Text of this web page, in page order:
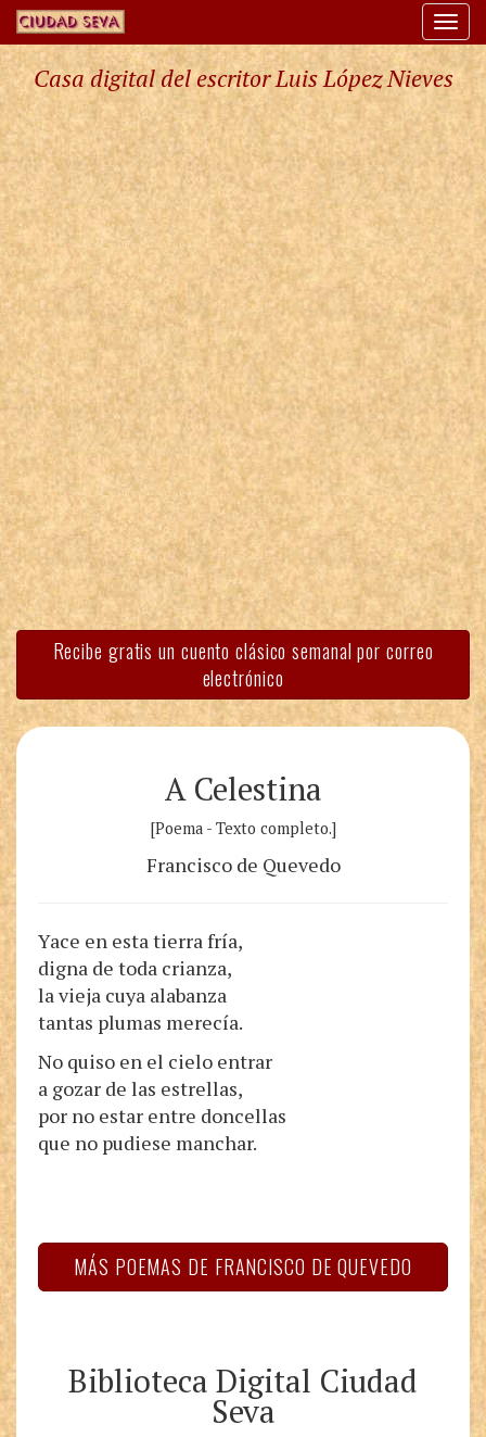
Casa digital del escritor Luis López Nieves
Recibe gratis un cuento clásico semanal por correo
electrónico
A Celestina
[Poema - Texto completo.]
Francisco de Quevedo
Yace en esta tierra fría,
digna de toda crianza,
la vieja cuya alabanza
tantas plumas merecía.
No quiso en el cielo entrar
a gozar de las estrellas,
por no estar entre doncellas
que no pudiese manchar.
MÁS POEMAS DE FRANCISCO DE QUEVEDO
Biblioteca Digital Ciudad
Seva